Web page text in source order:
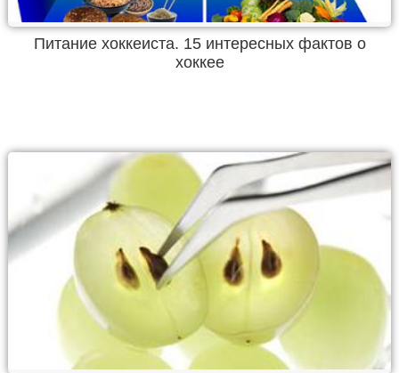
Питание хоккеиста. 15 интересных фактов о
хоккее